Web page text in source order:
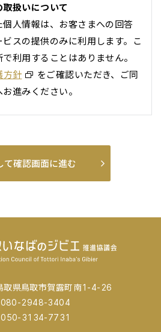
扱いについて
人情報は、お客さまへの回答
スの提供のみに利用します。こ
利用することはありません。
方針
をご確認いただき、ご同
進みください。
県鳥取市賀露町南1-4-26
080-2948-3404
050-3134-7731